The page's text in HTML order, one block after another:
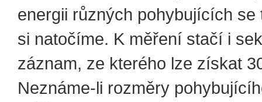
energii různých pohybujících se
si natočíme. K měření stačí i
záznam, ze kterého lze získat
Neznáme‑li rozměry